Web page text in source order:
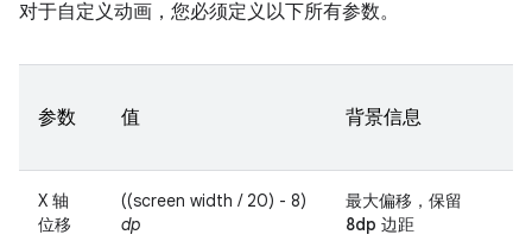
对于自定义动画，您必须定义以下所有参数。
参数 值 背景信息
X 轴
位移
((screen width / 20) - 8)
dp
最大偏移，保留
8dp 边距